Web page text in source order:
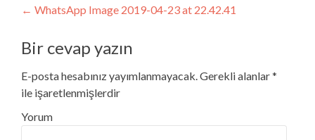
Post navigation
← WhatsApp Image 2019-04-23 at 22.42.41
Bir cevap yazın
E-posta hesabınız yayımlanmayacak.Gerekli alanlar*
ile işaretlenmişlerdir
Yorum